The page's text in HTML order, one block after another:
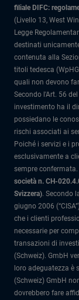
filiale DIFC:
(Livello 13, West
Legge
destinati
contenuta alla
titoli tedesca
quali non devono
Secondo l'Art. 56
investimento ha il
possiedano le
rischi associati ai
Poiché i servizi e i
esclusivamente a
sempre confermata.
società n. CH-
Svizzera). Secondo
giugno 2006
che i clienti
necessarie per
transazioni di
(Schweiz). GmbH
loro adeguatezza è
(Schweiz) GmbH
dovrebbero fare